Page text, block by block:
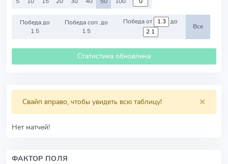
Победа до
1.5
Победа соп. до
1.5
Победа от до
Все
Статистика обновлена
×
Свайп вправо, чтобы увидеть всю таблицу!
Нет матчей!
ФАКТОР ПОЛЯ